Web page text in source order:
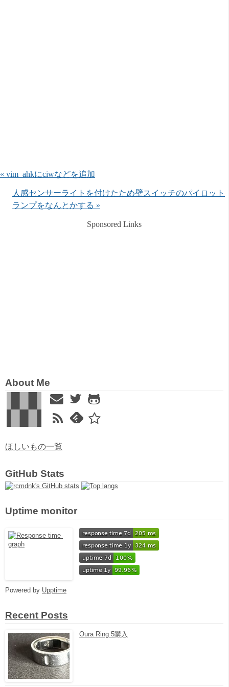
« vim_ahkにciwなどを追加
人感センサーライトを付けたため壁スイッチのパイロット
ランプをなんとかする »
Sponsored Links
About Me
ほしいもの一覧
GitHub Stats
Uptime monitor
Powered by Upptime
Recent Posts
Oura Ring 5購入